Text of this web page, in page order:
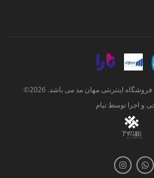
اینترنتی مهان مد می باشد. 2026©
و اجرا توسطتیام